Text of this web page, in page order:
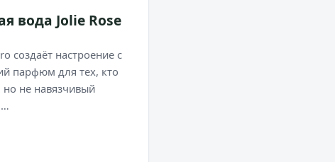
вода Jolie Rose
создаёт настроение с
парфюм для тех, кто
не навязчивый